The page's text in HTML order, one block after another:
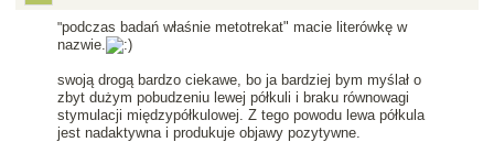
"podczas badań właśnie metotrekat" macie literówkę w
nazwie.
swoją drogą bardzo ciekawe, bo ja bardziej bym myślał o
zbyt dużym pobudzeniu lewej półkuli i braku równowagi
stymulacji międzypółkulowej. Z tego powodu lewa półkula
jest nadaktywna i produkuje objawy pozytywne.